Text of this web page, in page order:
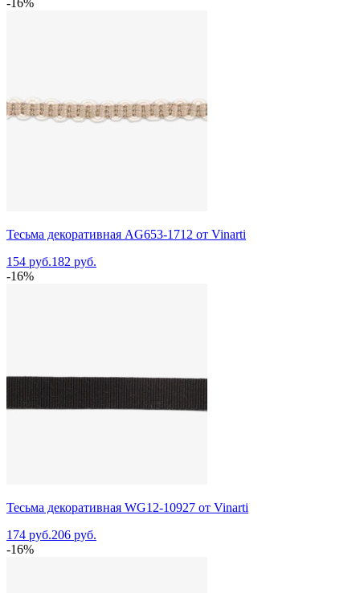
-16%
Тесьма декоративная AG653-1712 от Vinarti
154 руб.182 руб.
-16%
Тесьма декоративная WG12-10927 от Vinarti
174 руб.206 руб.
-16%